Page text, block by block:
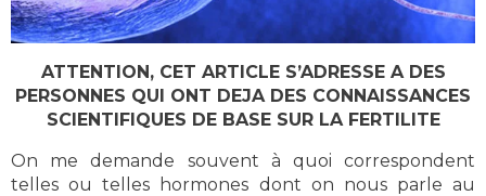
ATTENTION, CET ARTICLE S’ADRESSE A DES
PERSONNES QUI ONT DEJA DES CONNAISSANCES
SCIENTIFIQUES DE BASE SUR LA FERTILITE
On me demande souvent à quoi correspondent
telles ou telles hormones dont on nous parle au